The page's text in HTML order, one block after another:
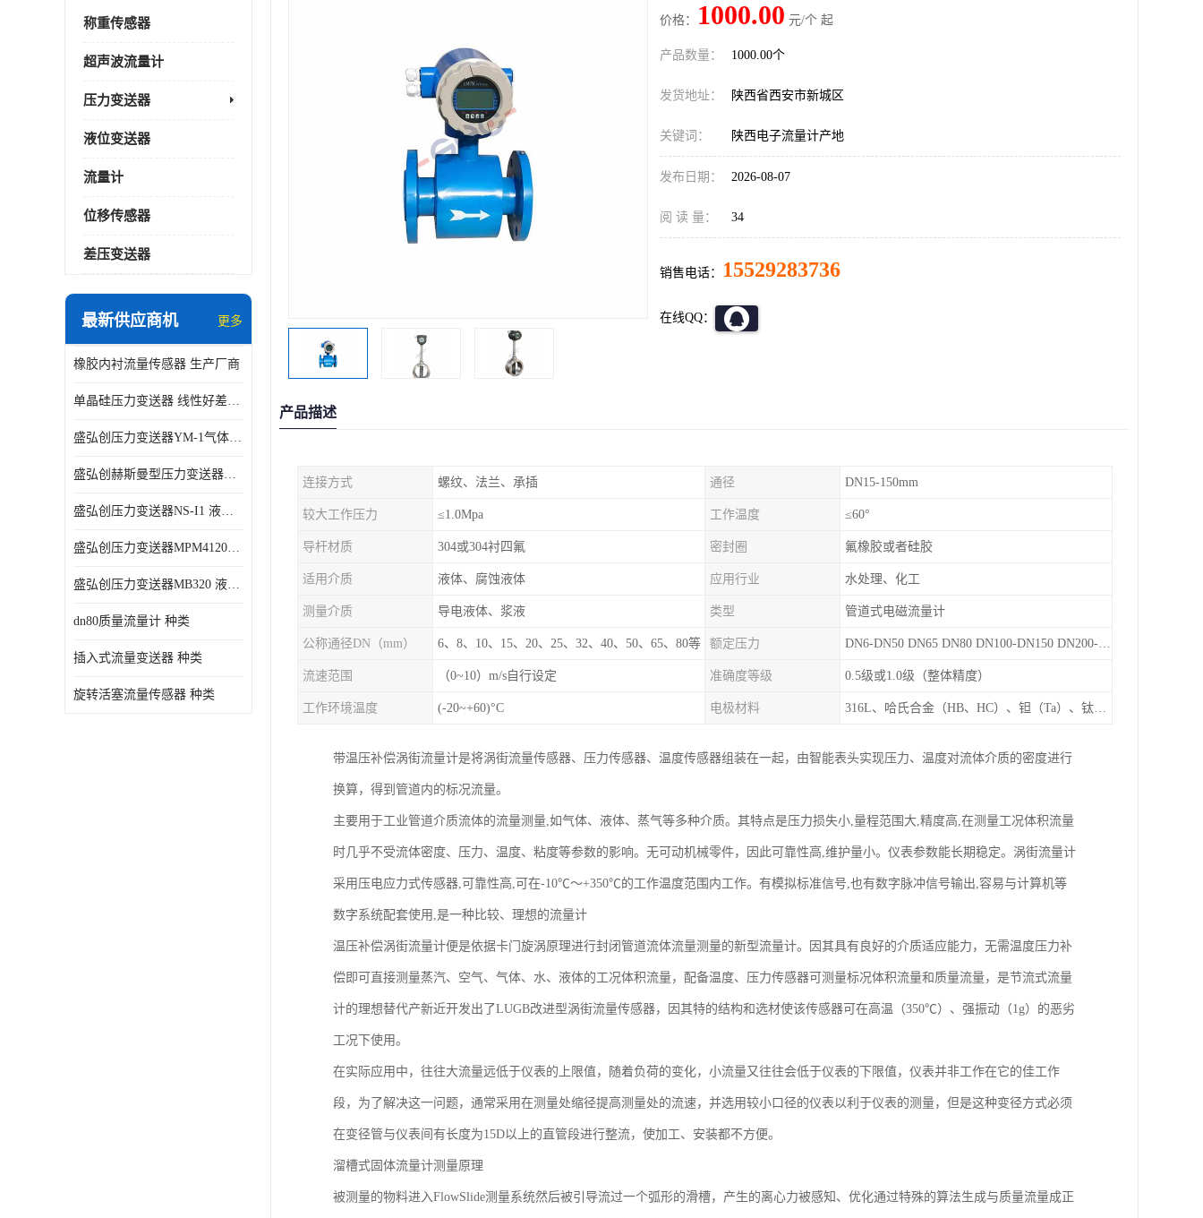
称重传感器
超声波流量计
压力变送器
液位变送器
流量计
位移传感器
差压变送器
最新供应商机 更多
橡胶内衬流量传感器 生产厂商
单晶硅压力变送器 线性好差压变送器
盛弘创压力变送器YM-1气体压力传感器负压计
盛弘创赫斯曼型压力变送器HG200 液体压力传感器负压计
盛弘创压力变送器NS-I1 液体压力传感器负压计
盛弘创压力变送器MPM4120C 液体压力传感器负压计
盛弘创压力变送器MB320 液体压力传感器负压计
dn80质量流量计 种类
插入式流量变送器 种类
旋转活塞流量传感器 种类
价格： 1000.00 元/个 起
产品数量： 1000.00个
发货地址： 陕西省西安市新城区
关键词： 陕西电子流量计产地
发布日期： 2026-08-07
阅 读 量： 34
销售电话： 15529283736
在线QQ：
产品描述
连接方式 螺纹、法兰、承插 通径 DN15-150mm
较大工作压力 ≤1.0Mpa 工作温度 ≤60°
导杆材质 304或304衬四氟 密封圈 氟橡胶或者硅胶
适用介质 液体、腐蚀液体 应用行业 水处理、化工
测量介质 导电液体、浆液 类型 管道式电磁流量计
公称通径DN（mm） 6、8、10、15、20、25、32、40、50、65、80等 额定压力 DN6-DN50 DN65 DN80 DN100-DN150 DN200-DN900等
流速范围 （0~10）m/s自行设定 准确度等级 0.5级或1.0级（整体精度）
工作环境温度 (-20~+60)°C 电极材料 316L、哈氏合金（HB、HC）、钽（Ta）、钛（Ti）、铂（Pt）、碳化钙（WC）、陶瓷
带温压补偿涡街流量计是将涡街流量传感器、压力传感器、温度传感器组装在一起，由智能表头实现压力、温度对流体介质的密度进行
换算，得到管道内的标况流量。
主要用于工业管道介质流体的流量测量,如气体、液体、蒸气等多种介质。其特点是压力损失小,量程范围大,精度高,在测量工况体积流量
时几乎不受流体密度、压力、温度、粘度等参数的影响。无可动机械零件，因此可靠性高,维护量小。仪表参数能长期稳定。涡街流量计
采用压电应力式传感器,可靠性高,可在-10℃～+350℃的工作温度范围内工作。有模拟标准信号,也有数字脉冲信号输出,容易与计算机等
数字系统配套使用,是一种比较、理想的流量计
温压补偿涡街流量计便是依据卡门旋涡原理进行封闭管道流体流量测量的新型流量计。因其具有良好的介质适应能力，无需温度压力补
偿即可直接测量蒸汽、空气、气体、水、液体的工况体积流量，配备温度、压力传感器可测量标况体积流量和质量流量，是节流式流量
计的理想替代产新近开发出了LUGB改进型涡街流量传感器，因其特的结构和选材使该传感器可在高温（350℃）、强振动（1g）的恶劣
工况下使用。
在实际应用中，往往大流量远低于仪表的上限值，随着负荷的变化，小流量又往往会低于仪表的下限值，仪表并非工作在它的佳工作
段，为了解决这一问题，通常采用在测量处缩径提高测量处的流速，并选用较小口径的仪表以利于仪表的测量，但是这种变径方式必须
在变径管与仪表间有长度为15D以上的直管段进行整流，使加工、安装都不方便。
溜槽式固体流量计测量原理
被测量的物料进入FlowSlide测量系统然后被引导流过一个弧形的滑槽，产生的离心力被感知、优化通过特殊的算法生成与质量流量成正